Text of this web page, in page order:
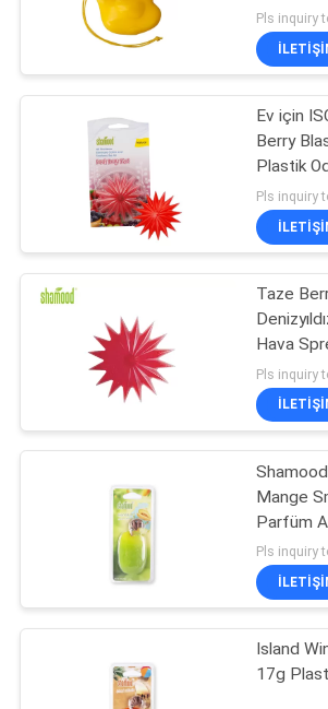
Ev Hava Spreyi
Plastik Oda
Parfümü
Kağıt Kokuları
Ev için
Berry
Plastik
Taze
Hava
Spreyi
Pls inquiry
Mange
Parfüm
Island
17g